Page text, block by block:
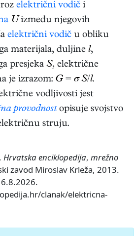
električni vodič i
Uizmeđu njegovih
električni vodič u obliku
materijala, duljine l,
presjeka S, električne
je izrazom: G = σ S/l.
vodljivosti jest
provodnostopisuje svojstvo
struju.
Hrvatska enciklopedija, mrežno
zavod Miroslav Krleža, 2013.
clanak/elektricna-